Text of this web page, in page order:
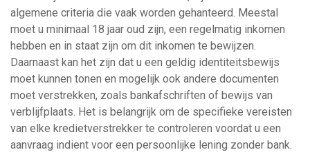
algemene criteria die vaak worden gehanteerd. Meestal
moet u minimaal 18 jaar oud zijn, een regelmatig inkomen
hebben en in staat zijn om dit inkomen te bewijzen.
Daarnaast kan het zijn dat u een geldig identiteitsbewijs
moet kunnen tonen en mogelijk ook andere documenten
moet verstrekken, zoals bankafschriften of bewijs van
verblijfplaats. Het is belangrijk om de specifieke vereisten
van elke kredietverstrekker te controleren voordat u een
aanvraag indient voor een persoonlijke lening zonder bank.